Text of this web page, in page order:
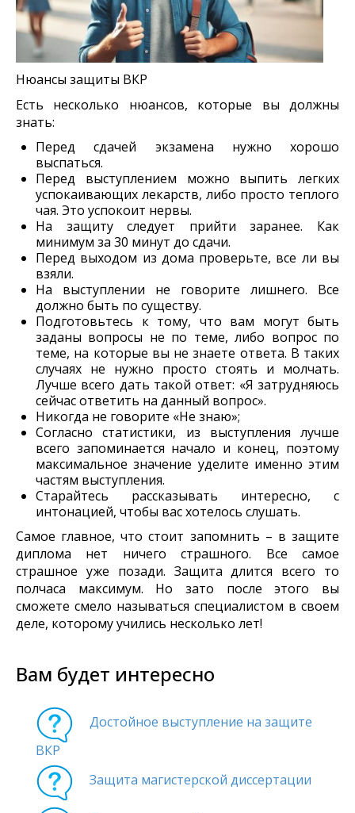
Нюансы защиты ВКР
Есть несколько нюансов, которые вы должны
знать:
Перед сдачей экзамена нужно хорошо
выспаться.
Перед выступлением можно выпить легких
успокаивающих лекарств, либо просто теплого
чая. Это успокоит нервы.
На защиту следует прийти заранее. Как
минимум за 30 минут до сдачи.
Перед выходом из дома проверьте, все ли вы
взяли.
На выступлении не говорите лишнего. Все
должно быть по существу.
Подготовьтесь к тому, что вам могут быть
заданы вопросы не по теме, либо вопрос по
теме, на которые вы не знаете ответа. В таких
случаях не нужно просто стоять и молчать.
Лучше всего дать такой ответ: «Я затрудняюсь
сейчас ответить на данный вопрос».
Никогда не говорите «Не знаю»;
Согласно статистики, из выступления лучше
всего запоминается начало и конец, поэтому
максимальное значение уделите именно этим
частям выступления.
Старайтесь рассказывать интересно, с
интонацией, чтобы вас хотелось слушать.
Самое главное, что стоит запомнить – в защите
диплома нет ничего страшного. Все самое
страшное уже позади. Защита длится всего то
полчаса максимум. Но зато после этого вы
сможете смело называться специалистом в своем
деле, которому учились несколько лет!
Вам будет интересно
Достойное выступление на защите
ВКР
Защита магистерской диссертации